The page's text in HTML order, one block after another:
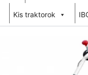
Kis traktorok